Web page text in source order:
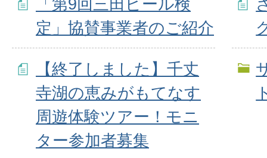
「第9回三田ビール検
定」協賛事業者のご紹介
【終了しました】千丈
寺湖の恵みがもてなす
周遊体験ツアー！モニ
ター参加者募集